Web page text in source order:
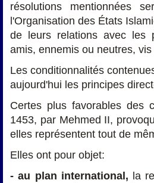
résolutions mentionnées
l'Organisation des États
de leurs relations avec les
amis, ennemis ou neutres,
Les conditionnalités
aujourd'hui les principes
Certes plus favorables des
1453, par Mehmed II,
elles représentent tout de
Elles ont pour objet:
- au plan international, la